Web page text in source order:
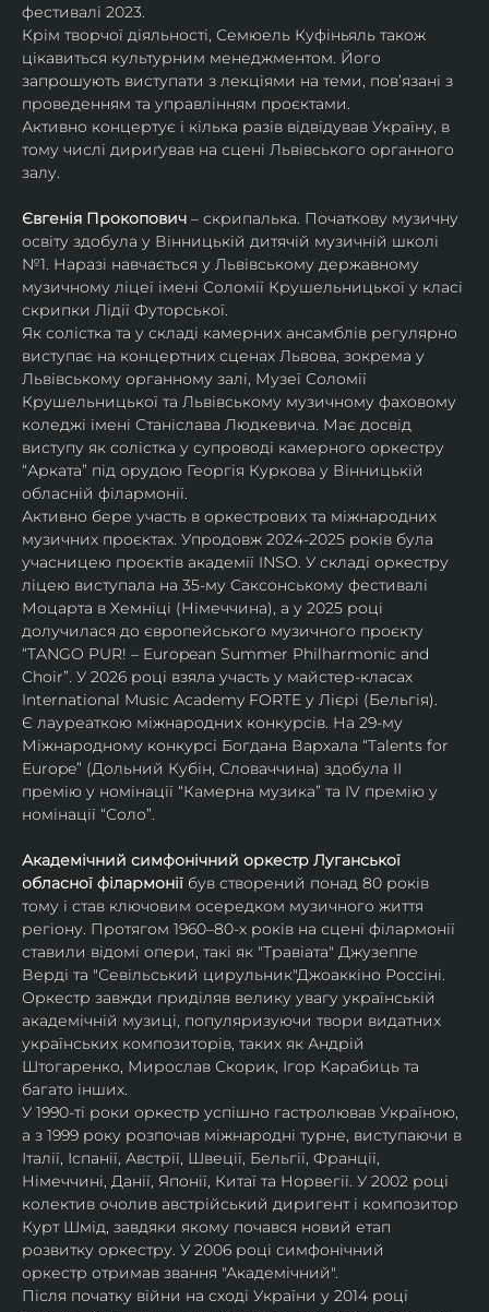
фестивалі 2023.
Крім творчої діяльності, Семюель Куфіньяль також
цікавиться культурним менеджментом. Його
запрошують виступати з лекціями на теми, пов’язані з
проведенням та управлінням проєктами.
Активно концертує і кілька разів відвідував Україну, в
тому числі дириґував на сцені Львівського органного
залу.
Євгенія Прокопович – скрипалька. Початкову музичну
освіту здобула у Вінницькій дитячій музичній школі
№1. Наразі навчається у Львівському державному
музичному ліцеї імені Соломії Крушельницької у класі
скрипки Лідії Футорської.
Як солістка та у складі камерних ансамблів регулярно
виступає на концертних сценах Львова, зокрема у
Львівському органному залі, Музеї Соломії
Крушельницької та Львівському музичному фаховому
коледжі імені Станіслава Людкевича. Має досвід
виступу як солістка у супроводі камерного оркестру
“Арката” під орудою Георгія Куркова у Вінницькій
обласній філармонії.
Активно бере участь в оркестрових та міжнародних
музичних проєктах. Упродовж 2024-2025 років була
учасницею проєктів академії INSO. У складі оркестру
ліцею виступала на 35-му Саксонському фестивалі
Моцарта в Хемніці (Німеччина), а у 2025 році
долучилася до європейського музичного проєкту
“TANGO PUR! – European Summer Philharmonic and
Choir”. У 2026 році взяла участь у майстер-класах
International Music Academy FORTE у Лієрі (Бельгія).
Є лауреаткою міжнародних конкурсів. На 29-му
Міжнародному конкурсі Богдана Вархала “Talents for
Europe” (Дольний Кубін, Словаччина) здобула ІІ
премію у номінації “Камерна музика” та IV премію у
номінації “Соло”.
Академічний симфонічний оркестр Луганської
обласної філармонії був створений понад 80 років
тому і став ключовим осередком музичного життя
регіону. Протягом 1960–80-х років на сцені філармонії
ставили відомі опери, такі як "Травіата" Джузеппе
Верді та "Севільський цирульник"Джоаккіно Россіні.
Оркестр завжди приділяв велику увагу українській
академічній музиці, популяризуючи твори видатних
українських композиторів, таких як Андрій
Штогаренко, Мирослав Скорик, Ігор Карабиць та
багато інших.
У 1990-ті роки оркестр успішно гастролював Україною,
а з 1999 року розпочав міжнародні турне, виступаючи в
Італії, Іспанії, Австрії, Швеції, Бельгії, Франції,
Німеччині, Данії, Японії, Китаї та Норвегії. У 2002 році
колектив очолив австрійський диригент і композитор
Курт Шмід, завдяки якому почався новий етап
розвитку оркестру. У 2006 році симфонічний
оркестр отримав звання "Академічний".
Після початку війни на сході України у 2014 році